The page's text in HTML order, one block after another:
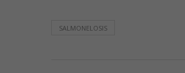
SALMONELOSIS